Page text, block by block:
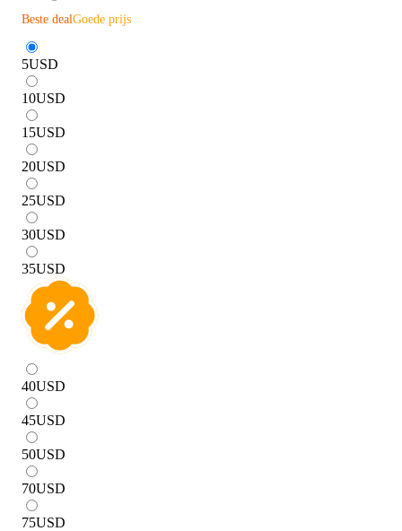
Beste dealGoede prijs
5USD
10USD
15USD
20USD
25USD
30USD
35USD
40USD
45USD
50USD
70USD
75USD